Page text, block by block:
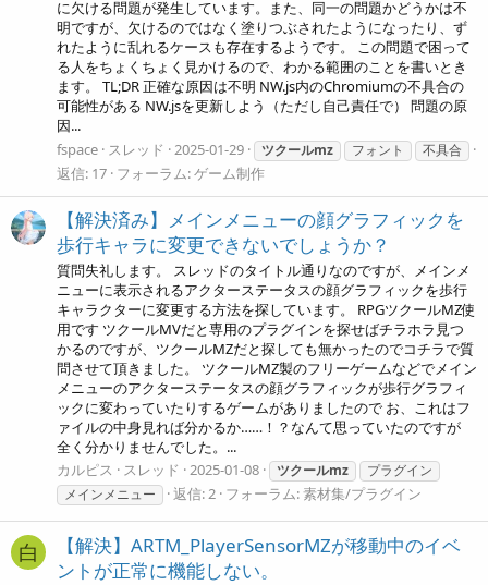
に欠ける問題が発生しています。また、同一の問題かどうかは不
明ですが、欠けるのではなく塗りつぶされたようになったり、ず
れたように乱れるケースも存在するようです。 この問題で困って
る人をちょくちょく見かけるので、わかる範囲のことを書いとき
ます。 TL;DR 正確な原因は不明 NW.js内のChromiumの不具合の
可能性がある NW.jsを更新しよう（ただし自己責任で） 問題の原
因...
fspace スレッド 2025-01-29 ツクールmz フォント 不具合
返信: 17 フォーラム:ゲーム制作
【解決済み】メインメニューの顔グラフィックを
歩行キャラに変更できないでしょうか？
質問失礼します。 スレッドのタイトル通りなのですが、メインメ
ニューに表示されるアクターステータスの顔グラフィックを歩行
キャラクターに変更する方法を探しています。 RPGツクールMZ使
用です ツクールMVだと専用のプラグインを探せばチラホラ見つ
かるのですが、ツクールMZだと探しても無かったのでコチラで質
問させて頂きました。 ツクールMZ製のフリーゲームなどでメイン
メニューのアクターステータスの顔グラフィックが歩行グラフィ
ックに変わっていたりするゲームがありましたので お、これはフ
ァイルの中身見れば分かるか……！？なんて思っていたのですが
全く分かりませんでした。...
カルピス
スレッド 2025-01-08 ツクールmz
プラグイン
メインメニュー
返信: 2 フォーラム:素材集/プラグイン
白
【解決】ARTM_PlayerSensorMZが移動中のイベ
ントが正常に機能しない。